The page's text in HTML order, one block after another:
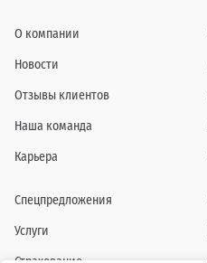
О компании
Новости
Отзывы клиентов
Наша команда
Карьера
Спецпредложения
Услуги